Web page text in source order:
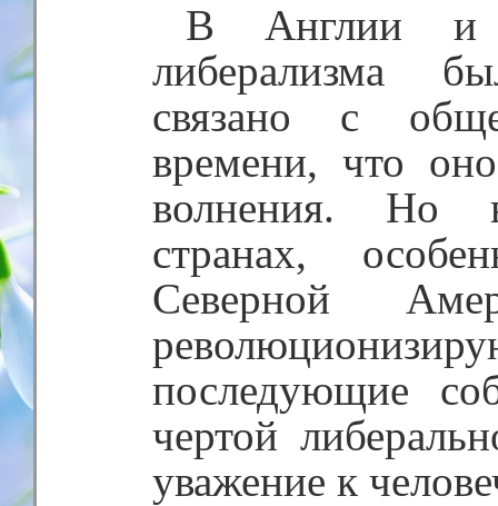
В Англии и
либерализма
связано с
времени, что
волнения. Но
странах,
Северной
последующие
чертой
уважение к